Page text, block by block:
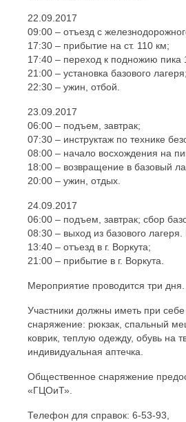
22.09.2017
09:00 – отъезд с
17:30 – прибытие на ст. 110 км;
17:40 – переход к подножию пика
21:00 – установка базового лагеря;
22:30 – ужин, отбой.
23.09.2017
06:00 – подъем, завтрак;
07:30 – инструктаж по технике
08:00 – начало восхождения на
18:00 – возвращение в базовый
20:00 – ужин, отдых.
24.09.2017
06:00 – подъем, завтрак; сбор
08:30 – выход из базового
13:40 – отъезд в г. Воркута;
21:00 – прибытие в г. Воркута.
Мероприятие проводится три дня.
Участники должны иметь при
снаряжение: рюкзак, спальный
коврик, теплую одежду, обувь на
индивидуальная аптечка.
Общественное снаряжение
«ГЦОиТ».
Телефон для справок: 6-53-93,